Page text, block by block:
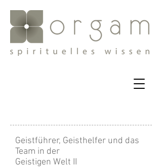
Geistführer, Geisthelfer und das
Team in der
Geistigen Welt II